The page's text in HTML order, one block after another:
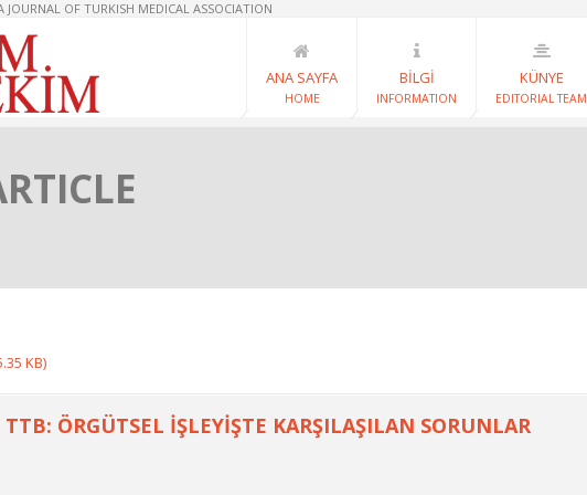
OF TURKISH MEDICAL ASSOCIATION
ANA SAYFA
HOME
BİLGİ
INFORMATION
KÜNYE
EDITORIAL TEAM
KB)
TTB: ÖRGÜTSEL İŞLEYİŞTE KARŞILAŞILAN SORUNLAR